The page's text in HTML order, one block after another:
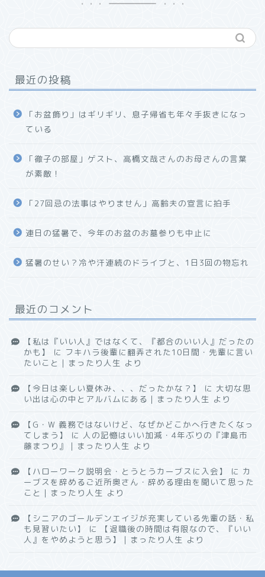
最近の投稿
「お盆飾り」はギリギリ、息子帰省も年々手抜きになっ
ている
「徹子の部屋」ゲスト、高橋文哉さんのお母さんの言葉
が素敵！
「27回忌の法事はやりません」高齢夫の宣言に拍手
連日の猛暑で、今年のお盆のお墓参りも中止に
猛暑のせい？冷や汗連続のドライブと、1日3回の物忘れ
最近のコメント
【私は『いい人』ではなくて、『都合のいい人』だったの
かも】
に フキハラ後輩に翻弄された10日間・先輩に言い
たいこと｜まったり人生 より
【今日は楽しい夏休み、、、だったかな？】 に 大切な思
い出は心の中とアルバムにある｜まったり人生 より
【G・W 義務ではないけど、なぜかどこかへ行きたくなっ
てしまう】
に 人の記憶はいい加減・4年ぶりの『津島市
藤まつり』｜まったり人生 より
【ハローワーク説明会・とうとうカーブスに入会】 に カ
ーブスを辞めるご近所奥さん・辞める理由を聞いて思った
こと｜まったり人生 より
【シニアのゴールデンエイジが充実している先輩の話・私
も見習いたい】
に
【退職後の時間は有限なので、『いい
人』をやめようと思う】｜まったり人生 より